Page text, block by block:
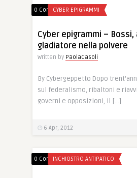
0 CommentsCYBER EPIGRAMMI
Cyber epigrammi – Bossi,
gladiatore nella polvere
Written by PaolaCasoli
By Cybergeppetto Dopo
sul federalismo, ribaltoni e
governi e opposizioni, il […]
6 Apr, 2012
0 CommentsINCHIOSTRO ANTIPATICO